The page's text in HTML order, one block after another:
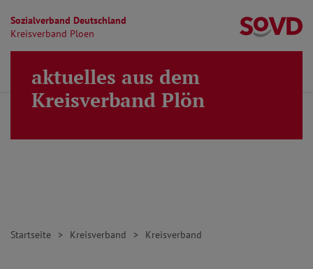
Sozialverband Deutschland
Kreisverband Ploen
Direkt zu den Inhalten springen
MENÜ
aktuelles aus dem
Kreisverband Plön
Startseite Kreisverband Kreisverband